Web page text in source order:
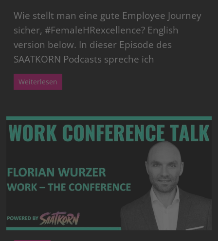
Wie stellt man eine gute Employee Journey
sicher, #FemaleHRexcellence? English
version below. In dieser Episode des
SAATKORN Podcasts spreche ich
Weiterlesen